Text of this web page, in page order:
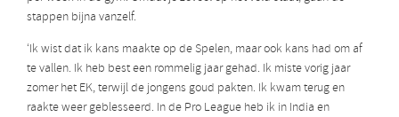
stappen bijna vanzelf.
‘Ik wist dat ik kans maakte op de Spelen, maar ook kans had om af
te vallen. Ik heb best een rommelig jaar gehad. Ik miste vorig jaar
zomer het EK, terwijl de jongens goud pakten. Ik kwam terug en
raakte weer geblesseerd. In de Pro League heb ik in India en